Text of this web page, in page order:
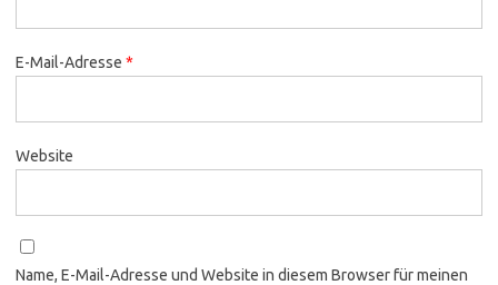
E-Mail-Adresse *
Website
Name, E-Mail-Adresse und Website in diesem Browser für meinen